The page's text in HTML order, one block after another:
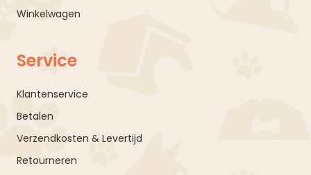
Winkelwagen
Service
Klantenservice
Betalen
Verzendkosten & Levertijd
Retourneren